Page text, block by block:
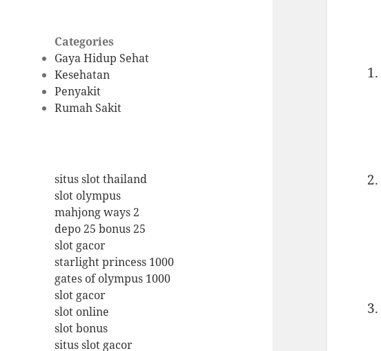
Categories
Gaya Hidup Sehat
Kesehatan
Penyakit
Rumah Sakit
situs slot thailand
slot olympus
mahjong ways 2
depo 25 bonus 25
slot gacor
starlight princess 1000
gates of olympus 1000
slot gacor
slot online
slot bonus
situs slot gacor